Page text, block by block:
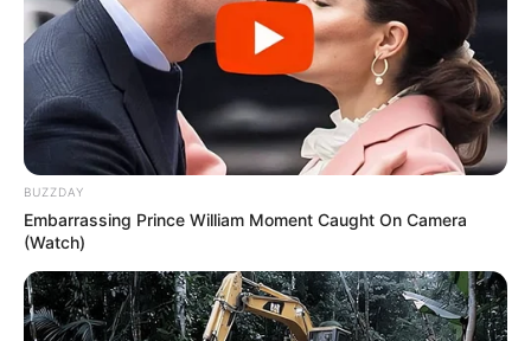
BUZZDAY
Embarrassing Prince William Moment Caught On Camera
(Watch)